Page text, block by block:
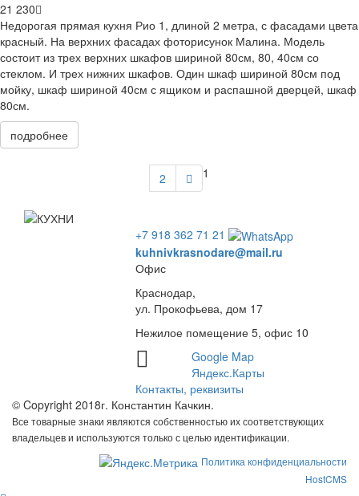
21 230
Недорогая прямая кухня Рио 1, длиной 2 метра, с фасадами цвета
красный. На верхних фасадах фоторисунок Малина. Модель
состоит из трех верхних шкафов шириной 80см, 80, 40см со
стеклом. И трех нижних шкафов. Один шкаф шириной 80см под
мойку, шкаф шириной 40см с ящиком и распашной дверцей, шкаф
80см.
подробнее
1
2
+7 918 362 71 21
kuhnivkrasnodare@mail.ru
Офис
Краснодар,
ул. Прокофьева, дом 17
Нежилое помещение 5, офис 10
Google Map
Яндекс.Карты
Контакты, реквизиты
© Copyright 2018г. Константин Качкин.
Все товарные знаки являются собственностью их соответствующих
владельцев и используются только с целью идентификации.
Политика конфиденциальности
HostCMS